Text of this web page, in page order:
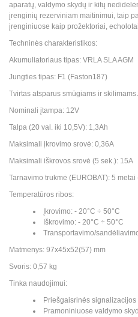
aparatų, valdymo skydų ir kitų
įrenginių rezerviniam maitinimui, taip
įrenginiuose kaip prožektoriai,
Techninės charakteristikos:
Akumuliatoriaus tipas: VRLA SLA AGM
Jungties tipas: F1 (Faston187)
Tvirtas atsparus smūgiams ir
Nominali įtampa: 12V
Talpa (20 val. iki 10,5V): 1,3Ah
Maksimali įkrovimo srovė: 0,36A
Maksimali iškrovos srovė (5 sek.): 15A
Tarnavimo trukmė (EUROBAT): 5 metai
Temperatūros ribos:
Įkrovimo: - 20°C ÷ 50°C
Iškrovimo: - 20°C ÷ 50°C
Transportavimo/
Matmenys: 97x45x52(57) mm
Svoris: 0,57 kg
Tinka naudojimui:
Priešgaisrinės
Pramoniniuose valdymo